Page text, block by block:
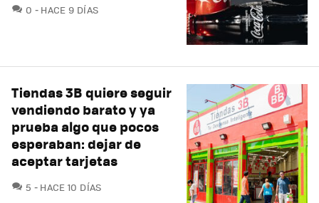
0 COMENTARIOS
HACE 9 DÍAS
Tiendas 3B quiere seguir
vendiendo barato y ya
prueba algo que pocos
esperaban: dejar de
aceptar tarjetas
5 COMENTARIOS
HACE 10 DÍAS